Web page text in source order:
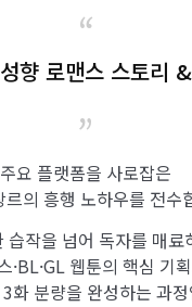
“
향 로맨스 스토리
”
주요 플랫폼을 사로잡은
르의 흥행 노하우를 전수
습작을 넘어 독자를 매료
·BL·GL 웹툰의 핵심 기
화 분량을 완성하는 과